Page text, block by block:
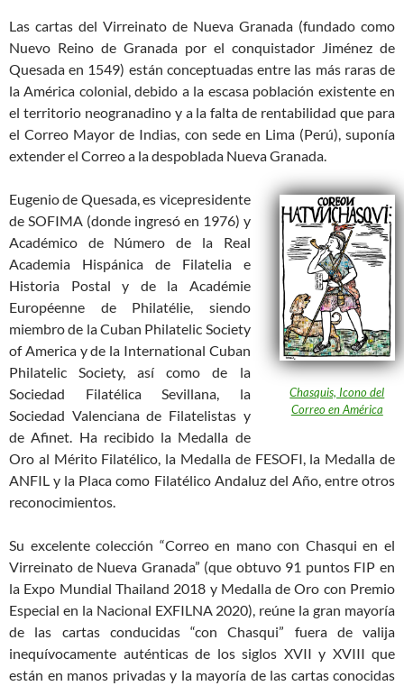
Las cartas del Virreinato de Nueva Granada (fundado como
Nuevo Reino de Granada por el conquistador Jiménez de
Quesada en 1549) están conceptuadas entre las más raras de
la América colonial, debido a la escasa población existente en
el territorio neogranadino y a la falta de rentabilidad que para
el Correo Mayor de Indias, con sede en Lima (Perú), suponía
extender el Correo a la despoblada Nueva Granada.
Chasquis, Icono del
Correo en América
Eugenio de Quesada, es vicepresidente
de SOFIMA (donde ingresó en 1976) y
Académico de Número de la Real
Academia Hispánica de Filatelia e
Historia Postal y de la Académie
Européenne de Philatélie, siendo
miembro de la Cuban Philatelic Society
of America y de la International Cuban
Philatelic Society, así como de la
Sociedad Filatélica Sevillana, la
Sociedad Valenciana de Filatelistas y
de Afinet. Ha recibido la Medalla de
Oro al Mérito Filatélico, la Medalla de FESOFI, la Medalla de
ANFIL y la Placa como Filatélico Andaluz del Año, entre otros
reconocimientos.
Su excelente colección “Correo en mano con Chasqui en el
Virreinato de Nueva Granada” (que obtuvo 91 puntos FIP en
la Expo Mundial Thailand 2018 y Medalla de Oro con Premio
Especial en la Nacional EXFILNA 2020), reúne la gran mayoría
de las cartas conducidas “con Chasqui” fuera de valija
inequívocamente auténticas de los siglos XVII y XVIII que
están en manos privadas y la mayoría de las cartas conocidas